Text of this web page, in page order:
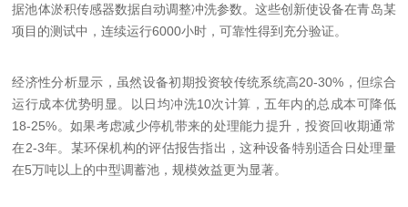
据池体淤积传感器数据自动调整冲洗参数。这些创新使设备在青岛某
项目的测试中，连续运行6000小时，可靠性得到充分验证。
经济性分析显示，虽然设备初期投资较传统系统高20-30%，但综合
运行成本优势明显。以日均冲洗10次计算，五年内的总成本可降低
18-25%。如果考虑减少停机带来的处理能力提升，投资回收期通常
在2-3年。某环保机构的评估报告指出，这种设备特别适合日处理量
在5万吨以上的中型调蓄池，规模效益更为显著。